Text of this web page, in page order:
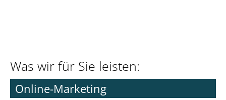
Was wir für Sie leisten:
Online-Marketing